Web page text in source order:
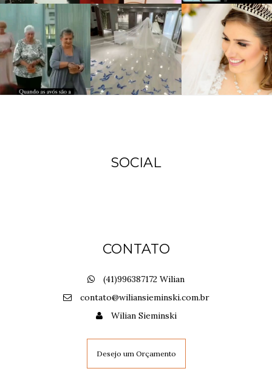
SOCIAL
CONTATO
(41)996387172 Wilian
contato@wiliansieminski.com.br
Wilian Sieminski
Desejo um Orçamento